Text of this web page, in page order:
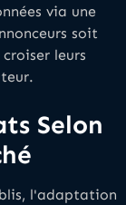
via une
soit
leurs
Selon
l'adaptation